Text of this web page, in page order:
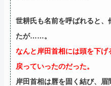
世耕氏も名前を呼ばれると
たが……。
なんと岸田首相には頭を下
戻っていったのだった。
岸田首相は唇を固く結び、